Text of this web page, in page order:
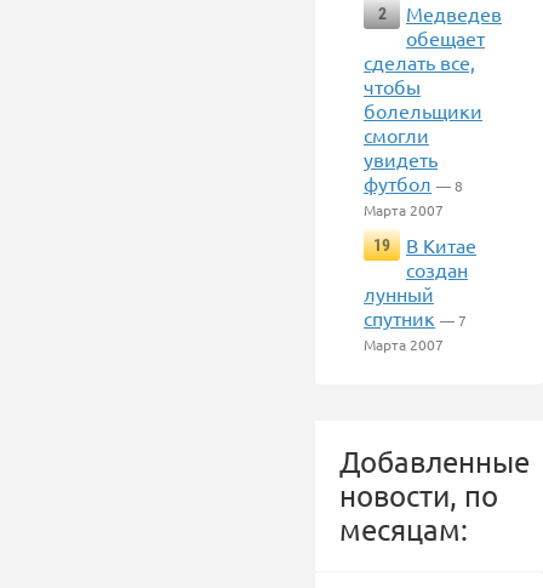
2
Медведев
обещает
сделать все,
чтобы
болельщики
смогли
увидеть
футбол — 8
Марта 2007
19
В Китае
создан
лунный
спутник — 7
Марта 2007
Добавленные
новости, по
месяцам: